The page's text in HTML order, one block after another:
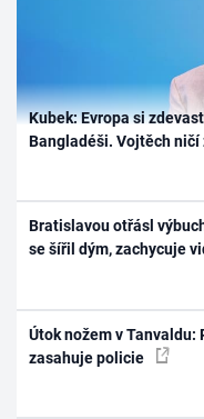
Kubek: Evropa si
Bangladéši. Vojtěch
Bratislavou otřásl
se šířil dým, zachycuje
Útok nožem v
zasahuje policie